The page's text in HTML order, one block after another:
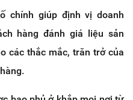
chính giúp định vị doanh
hàng đánh giá liệu sản
các thắc mắc, trăn trở của